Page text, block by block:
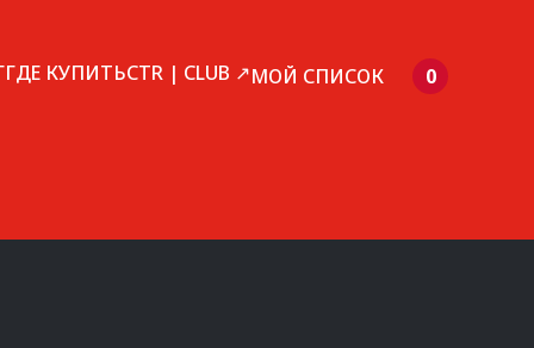
ГДЕ КУПИТЬCTR | CLUB ↗МОЙ СПИСОК 0